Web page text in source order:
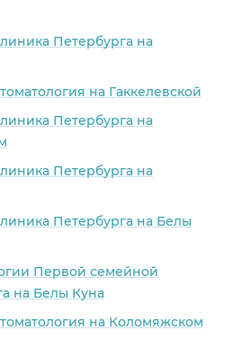
Петербурга на
на Гаккелевской
Петербурга на
Петербурга на
Петербурга на Белы
Первой семейной
на Белы Куна
на Коломяжском